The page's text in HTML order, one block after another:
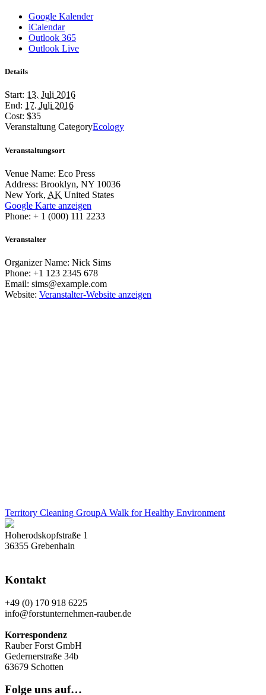
Google Kalender
iCalendar
Outlook 365
Outlook Live
Details
Start: 13. Juli 2016
End: 17. Juli 2016
Cost: $35
Veranstaltung CategoryEcology
Veranstaltungsort
Venue Name: Eco Press
Address: Brooklyn, NY 10036
New York, AK United States
Google Karte anzeigen
Phone: + 1 (000) 111 2233
Veranstalter
Organizer Name: Nick Sims
Phone: +1 123 2345 678
Email: sims@example.com
Website: Veranstalter-Website anzeigen
Territory Cleaning GroupA Walk for Healthy Environment
Hoherodskopfstraße 1
36355 Grebenhain
Kontakt
+49 (0) 170 918 6225
info@forstunternehmen-rauber.de
Korrespondenz
Rauber Forst GmbH
Gedernerstraße 34b
63679 Schotten
Folge uns auf…